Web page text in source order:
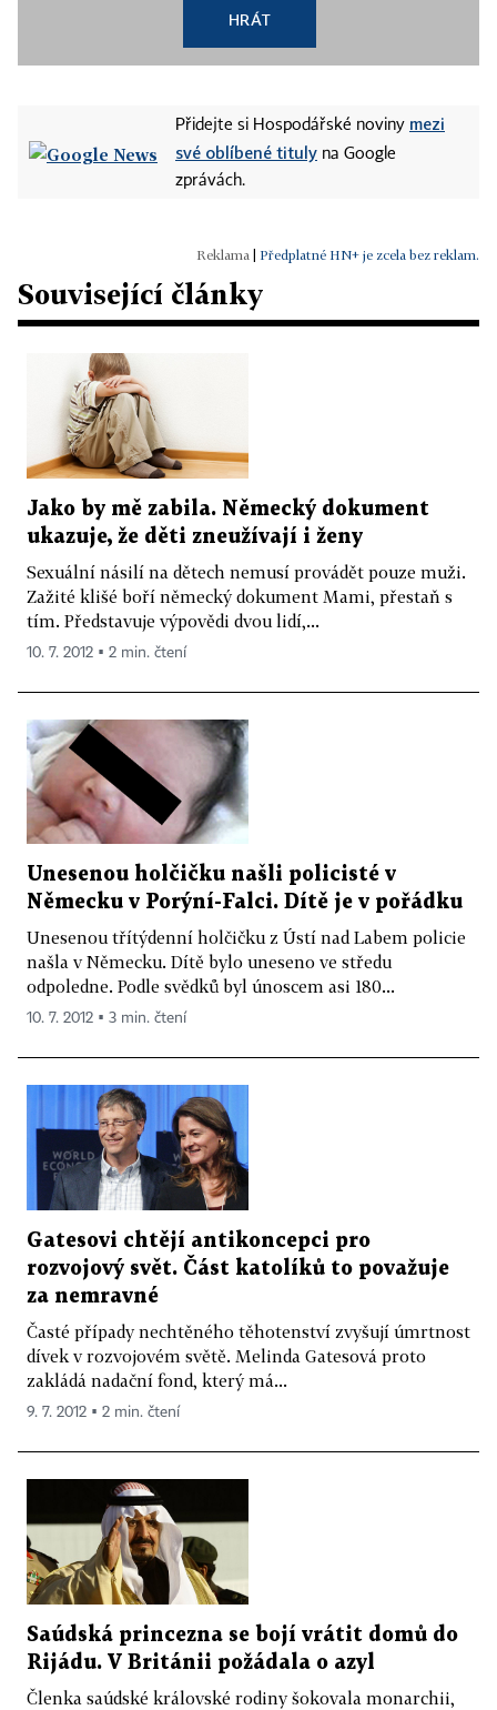
HRÁT
Přidejte si Hospodářské noviny mezi
své oblíbené tituly na Google
zprávách.
Předplatné HN+ je zcela bez reklam.
Související články
Jako by mě zabila. Německý dokument
ukazuje, že děti zneužívají i ženy
Sexuální násilí na dětech nemusí provádět pouze muži.
Zažité klišé boří německý dokument Mami, přestaň s
tím. Představuje výpovědi dvou lidí,...
10. 7. 2012 ▪ 2 min. čtení
Unesenou holčičku našli policisté v
Německu v Porýní-Falci. Dítě je v pořádku
Unesenou třítýdenní holčičku z Ústí nad Labem policie
našla v Německu. Dítě bylo uneseno ve středu
odpoledne. Podle svědků byl únoscem asi 180...
10. 7. 2012 ▪ 3 min. čtení
Gatesovi chtějí antikoncepci pro
rozvojový svět. Část katolíků to považuje
za nemravné
Časté případy nechtěného těhotenství zvyšují úmrtnost
dívek v rozvojovém světě. Melinda Gatesová proto
zakládá nadační fond, který má...
9. 7. 2012 ▪ 2 min. čtení
Saúdská princezna se bojí vrátit domů do
Rijádu. V Británii požádala o azyl
Členka saúdské královské rodiny šokovala monarchii,